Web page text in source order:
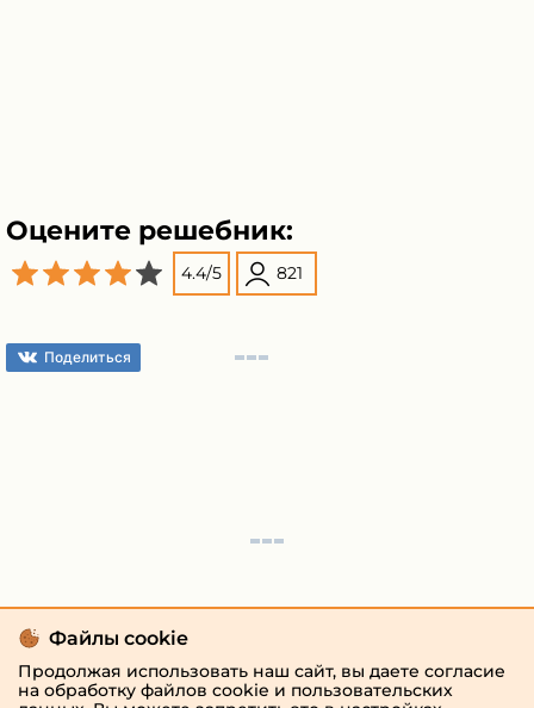
Оцените решебник:
4.4/5 821
Поделиться
Файлы cookie
Продолжая использовать наш сайт, вы даете согласие
на обработку файлов cookie и пользовательских